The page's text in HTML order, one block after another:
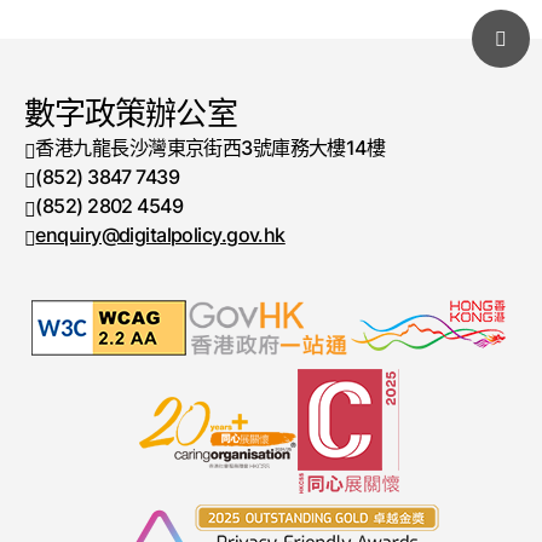
數字政策辦公室
香港九龍長沙灣東京街西3號庫務大樓14樓
電話號碼
(852) 3847 7439
傳真號碼
(852) 2802 4549
enquiry@digitalpolicy.gov.hk